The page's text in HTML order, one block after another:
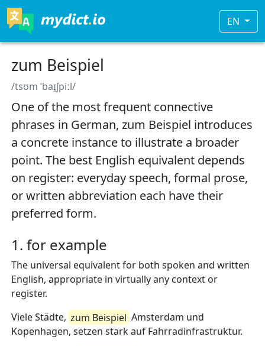
EN
zum Beispiel
/tsʊm ˈbaɪ̯ʃpiːl/
One of the most frequent connective
phrases in German, zum Beispiel introduces
a concrete instance to illustrate a broader
point. The best English equivalent depends
on register: everyday speech, formal prose,
or written abbreviation each have their
preferred form.
1. for example
The universal equivalent for both spoken and written
English, appropriate in virtually any context or
register.
Viele Städte, zum Beispiel Amsterdam und
Kopenhagen, setzen stark auf Fahrradinfrastruktur.